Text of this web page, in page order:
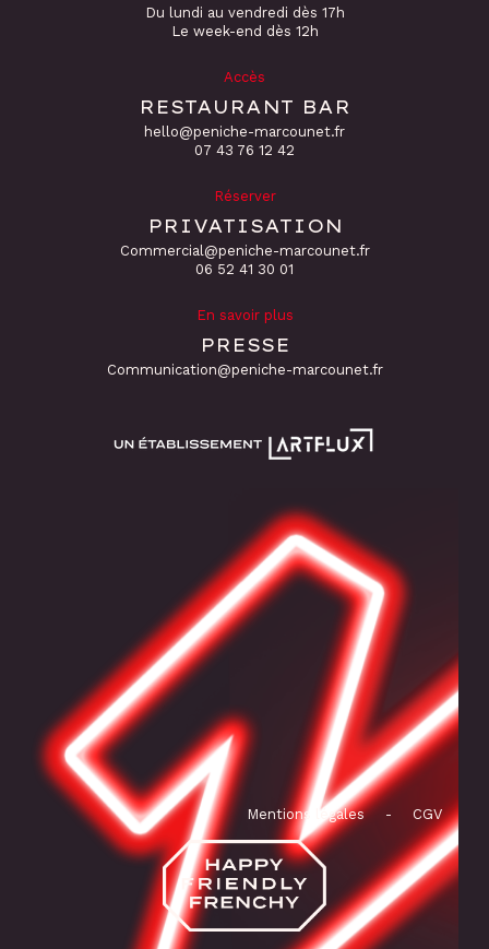
Du lundi au vendredi dès 17h
Le week-end dès 12h
Accès
RESTAURANT BAR
hello@peniche-marcounet.fr
‭07 43 76 12 42
Réserver
PRIVATISATION
Commercial@peniche-marcounet.fr
06 52 41 30 01
En savoir plus
PRESSE
Communication@peniche-marcounet.fr
Mentions légales - CGV